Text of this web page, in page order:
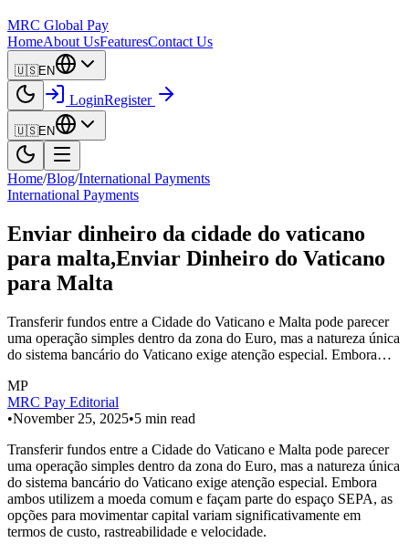
MRC Global Pay
HomeAbout UsFeaturesContact Us
🇺🇸EN
LoginRegister
🇺🇸EN
Home/Blog/International Payments
International Payments
Enviar dinheiro da cidade do vaticano
para malta,Enviar Dinheiro do Vaticano
para Malta
Transferir fundos entre a Cidade do Vaticano e Malta pode parecer
uma operação simples dentro da zona do Euro, mas a natureza única
do sistema bancário do Vaticano exige atenção especial. Embora…
MP
MRC Pay Editorial
•November 25, 2025•5 min read
Transferir fundos entre a Cidade do Vaticano e Malta pode parecer
uma operação simples dentro da zona do Euro, mas a natureza única
do sistema bancário do Vaticano exige atenção especial. Embora
ambos utilizem a moeda comum e façam parte do espaço SEPA, as
opções para movimentar capital variam significativamente em
termos de custo, rastreabilidade e velocidade.